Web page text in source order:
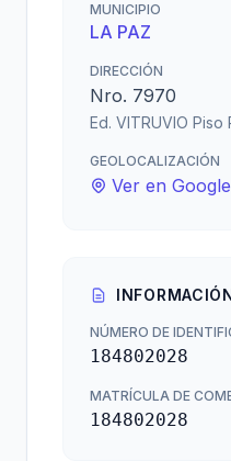
MUNICIPIO
LA PAZ
DIRECCIÓN
Nro. 7970
Ed. VITRUVIO Piso
GEOLOCALIZACIÓN
Ver en
NÚMERO DE
184802028
MATRÍCULA DE
184802028